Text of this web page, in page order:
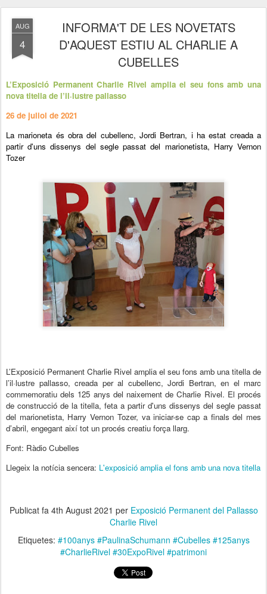
AUG
4
INFORMA'T DE LES NOVETATS
D'AQUEST ESTIU AL CHARLIE A
CUBELLES
L’Exposició Permanent Charlie Rivel amplia el seu fons amb una
nova titella de l’il·lustre pallasso
26 de juliol de 2021
La marioneta és obra del cubellenc, Jordi Bertran, i ha estat creada a
partir d'uns dissenys del segle passat del marionetista, Harry Vernon
Tozer
L’Exposició Permanent Charlie Rivel amplia el seu fons amb una titella de
l’il·lustre pallasso, creada per al cubellenc, Jordi Bertran, en el marc
commemoratiu dels 125 anys del naixement de Charlie Rivel. El procés
de construcció de la titella, feta a partir d'uns dissenys del segle passat
del marionetista, Harry Vernon Tozer, va iniciar-se cap a finals del mes
d’abril, engegant així tot un procés creatiu força llarg.
Font: Ràdio Cubelles
Llegeix la notícia sencera: L'exposició amplia el fons amb una nova titella
Publicat fa 4th August 2021 per Exposició Permanent del Pallasso
Charlie Rivel
Etiquetes: #100anys #PaulinaSchumann #Cubelles #125anys
#CharlieRivel #30ExpoRivel #patrimoni